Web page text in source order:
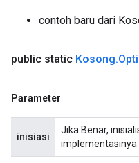
contoh baru dari
public static Kosong.
Parameter
inisiasi
Jika Benar,
implementasinya